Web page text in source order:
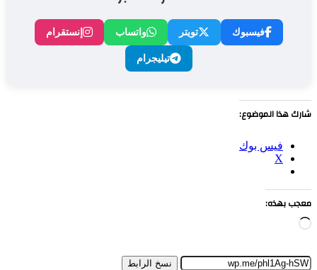
فيسبوك تويتر واتساب إنستقرام
تيليجرام
شارك هذا الموضوع:
فيس بوك
X
معجب بهذه:
جاري
نسخ الرابط